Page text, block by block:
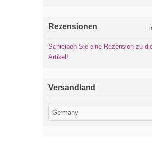
Rezensionen
Schreiben Sie eine Rezension zu
Artikel!
Versandland